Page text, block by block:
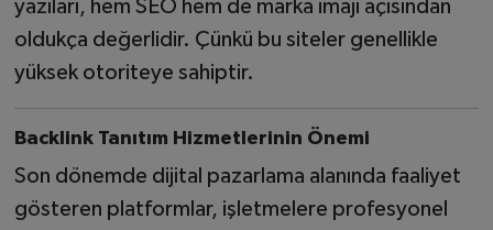
yazıları, hem SEO hem de marka imajı açısından
oldukça değerlidir. Çünkü bu siteler genellikle
yüksek otoriteye sahiptir.
Backlink Tanıtım Hizmetlerinin Önemi
Son dönemde dijital pazarlama alanında faaliyet
gösteren platformlar, işletmelere profesyonel